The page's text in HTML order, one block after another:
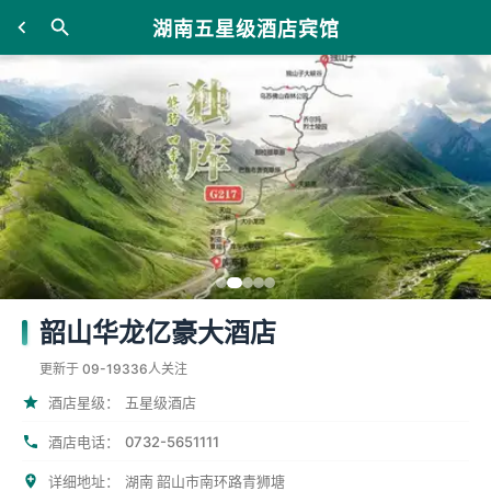
湖南五星级酒店宾馆
韶山华龙亿豪大酒店
更新于 09-19336人关注
酒店星级： 五星级酒店
酒店电话： 0732-5651111
详细地址： 湖南 韶山市南环路青狮塘